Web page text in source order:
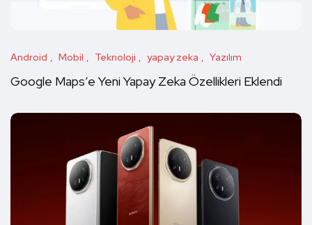
Android Mobil Teknoloji yapay zeka Yazılım
Google Maps’e Yeni Yapay Zeka Özellikleri Eklendi